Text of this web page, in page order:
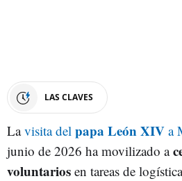
LAS CLAVES
Lavisita del papa León XIV a
junio de 2026 ha movilizado a
voluntarios en tareas de